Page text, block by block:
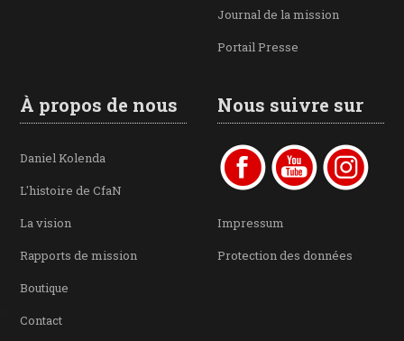
Journal de la mission
Portail Presse
À propos de nous
Daniel Kolenda
L'histoire de CfaN
La vision
Rapports de mission
Boutique
Contact
Nous suivre sur
Impressum
Protection des données